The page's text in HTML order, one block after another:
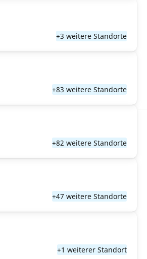
+3 weitere Standorte
+83 weitere Standorte
+82 weitere Standorte
+47 weitere Standorte
+1 weiterer Standort